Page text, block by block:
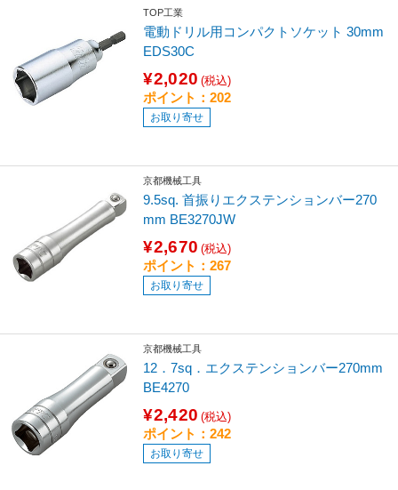
TOP工業
電動ドリル用コンパクトソケット 30mm
EDS30C
¥2,020 (税込)
ポイント：202
お取り寄せ
京都機械工具
9.5sq. 首振りエクステンションバー270
mm BE3270JW
¥2,670 (税込)
ポイント：267
お取り寄せ
京都機械工具
12．7sq．エクステンションバー270mm
BE4270
¥2,420 (税込)
ポイント：242
お取り寄せ